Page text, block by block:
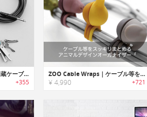
MACO 2.0｜マグネット内蔵ケーブルオーガナイザー「マコ2.0｣
+355
ZOO Cable Wraps｜ケーブル等をスッキリまとめるアニマルデザインオーガナイザー「ズーケーブル」
¥ 4,990 +721